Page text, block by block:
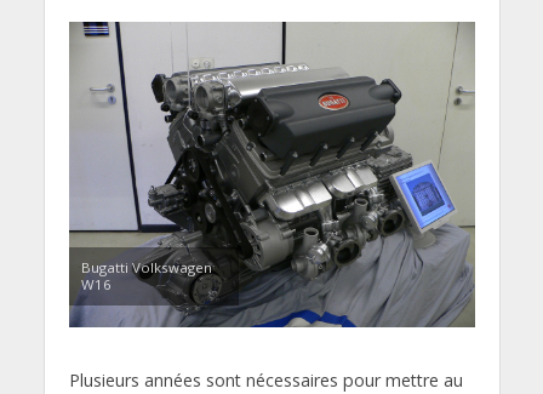
Bugatti Volkswagen
W16
Plusieurs années sont nécessaires pour mettre au